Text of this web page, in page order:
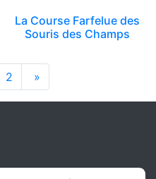
La Course Farfelue des
Souris des Champs
2 »